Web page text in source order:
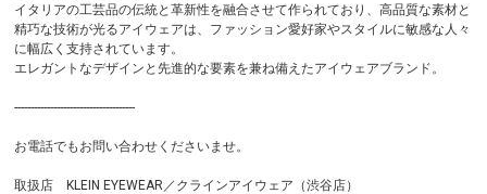
イタリアの工芸品の伝統と革新性を融合させて作られており、高品質な素材と
精巧な技術が光るアイウェアは、ファッション愛好家やスタイルに敏感な人々
に幅広く支持されています。
エレガントなデザインと先進的な要素を兼ね備えたアイウェアブランド。
-------------------------------------
お電話でもお問い合わせくださいませ。
取扱店 KLEIN EYEWEAR／クラインアイウェア（渋谷店）